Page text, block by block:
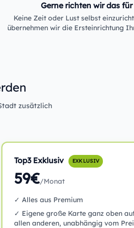
Gerne richten wir das für
Keine Zeit oder Lust selbst
übernehmen wir die Ersteinrichtung
zusätzlich
Top3 Exklusiv EXKLUSIV
59€/Monat
✓ Alles aus Premium
✓ Eigene große Karte ganz oben
allen anderen, unabhängig vom